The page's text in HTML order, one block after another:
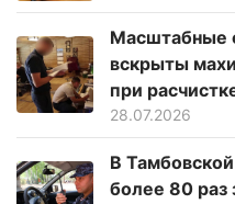
Масштабные
вскрыты
при
28.07.2026
В
более 80